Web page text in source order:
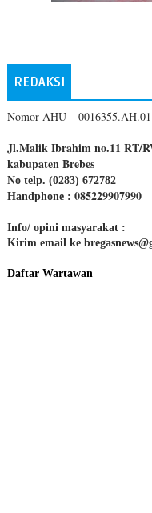
REDAKSI
Nomor AHU –
Jl.Malik Ibrahim no.11 RT/
kabupaten Brebes
No telp. (0283) 672782
Handphone : 085229907990
Info/ opini masyarakat :
Kirim email ke
Daftar Wartawan